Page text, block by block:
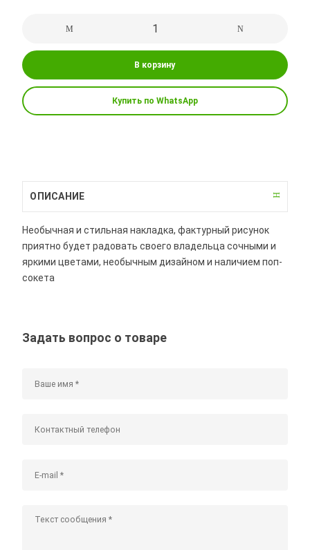
В корзину
Купить по WhatsApp
ОПИСАНИЕ
Необычная и стильная накладка, фактурный рисунок
приятно будет радовать своего владельца сочными и
яркими цветами, необычным дизайном и наличием поп-
сокета
Задать вопрос о товаре